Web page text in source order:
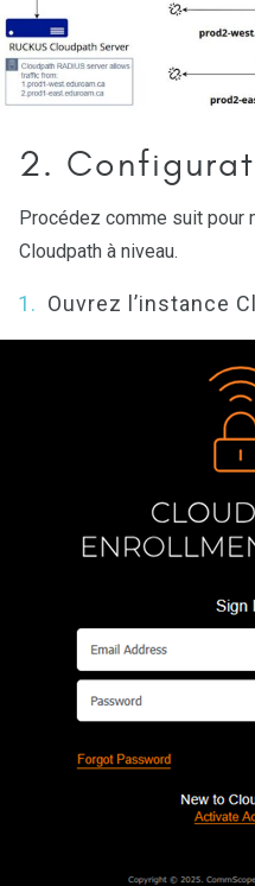
2.
Procédez comme suit pour
Cloudpath à niveau.
Ouvrez l’instance